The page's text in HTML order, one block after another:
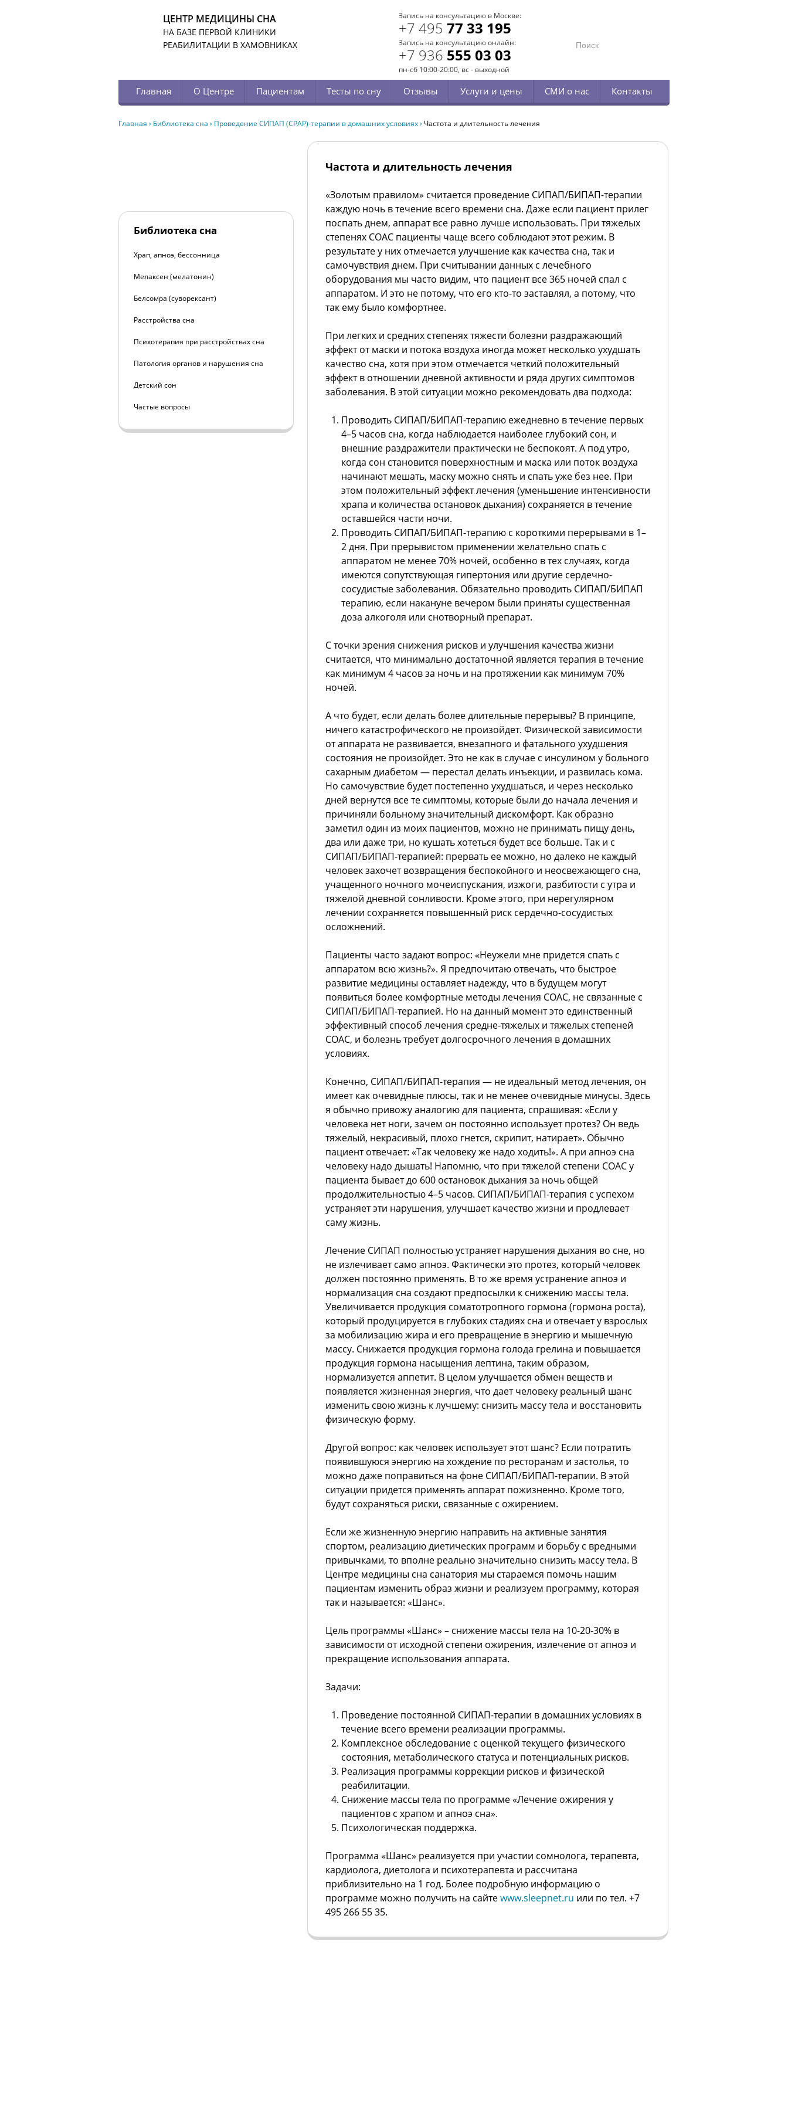
ЦЕНТР МЕДИЦИНЫ СНА
НА БАЗЕ ПЕРВОЙ КЛИНИКИ
РЕАБИЛИТАЦИИ В ХАМОВНИКАХ
Запись на консультацию в Москве:
+7 495 77 33 195
Запись на консультацию онлайн:
+7 936 555 03 03
пн-сб 10:00-20:00, вс - выходной
Главная О Центре Пациентам Тесты по сну Отзывы Услуги и цены СМИ о нас Контакты
Главная › Библиотека сна › Проведение СИПАП (CPAP)-терапии в домашних условиях› Частота и длительность лечения
Частота и длительность лечения
«Золотым правилом» считается проведение СИПАП/БИПАП-терапии
каждую ночь в течение всего времени сна. Даже если пациент прилег
поспать днем, аппарат все равно лучше использовать. При тяжелых
степенях СОАС пациенты чаще всего соблюдают этот режим. В
результате у них отмечается улучшение как качества сна, так и
самочувствия днем. При считывании данных с лечебного
оборудования мы часто видим, что пациент все 365 ночей спал с
аппаратом. И это не потому, что его кто-то заставлял, а потому, что
так ему было комфортнее.
При легких и средних степенях тяжести болезни раздражающий
эффект от маски и потока воздуха иногда может несколько ухудшать
качество сна, хотя при этом отмечается четкий положительный
эффект в отношении дневной активности и ряда других симптомов
заболевания. В этой ситуации можно рекомендовать два подхода:
Проводить СИПАП/БИПАП-терапию ежедневно в течение первых
4–5 часов сна, когда наблюдается наиболее глубокий сон, и
внешние раздражители практически не беспокоят. А под утро,
когда сон становится поверхностным и маска или поток воздуха
начинают мешать, маску можно снять и спать уже без нее. При
этом положительный эффект лечения (уменьшение интенсивности
храпа и количества остановок дыхания) сохраняется в течение
оставшейся части ночи.
Проводить СИПАП/БИПАП-терапию с короткими перерывами в 1–
2 дня. При прерывистом применении желательно спать с
аппаратом не менее 70% ночей, особенно в тех случаях, когда
имеются сопутствующая гипертония или другие сердечно-
сосудистые заболевания. Обязательно проводить СИПАП/БИПАП
терапию, если накануне вечером были приняты существенная
доза алкоголя или снотворный препарат.
С точки зрения снижения рисков и улучшения качества жизни
считается, что минимально достаточной является терапия в течение
как минимум 4 часов за ночь и на протяжении как минимум 70%
ночей.
А что будет, если делать более длительные перерывы? В принципе,
ничего катастрофического не произойдет. Физической зависимости
от аппарата не развивается, внезапного и фатального ухудшения
состояния не произойдет. Это не как в случае с инсулином у больного
сахарным диабетом — перестал делать инъекции, и развилась кома.
Но самочувствие будет постепенно ухудшаться, и через несколько
дней вернутся все те симптомы, которые были до начала лечения и
причиняли больному значительный дискомфорт. Как образно
заметил один из моих пациентов, можно не принимать пищу день,
два или даже три, но кушать хотеться будет все больше. Так и с
СИПАП/БИПАП-терапией: прервать ее можно, но далеко не каждый
человек захочет возвращения беспокойного и неосвежающего сна,
учащенного ночного мочеиспускания, изжоги, разбитости с утра и
тяжелой дневной сонливости. Кроме этого, при нерегулярном
лечении сохраняется повышенный риск сердечно-сосудистых
осложнений.
Пациенты часто задают вопрос: «Неужели мне придется спать с
аппаратом всю жизнь?». Я предпочитаю отвечать, что быстрое
развитие медицины оставляет надежду, что в будущем могут
появиться более комфортные методы лечения СОАС, не связанные с
СИПАП/БИПАП-терапией. Но на данный момент это единственный
эффективный способ лечения средне-тяжелых и тяжелых степеней
СОАС, и болезнь требует долгосрочного лечения в домашних
условиях.
Конечно, СИПАП/БИПАП-терапия — не идеальный метод лечения, он
имеет как очевидные плюсы, так и не менее очевидные минусы. Здесь
я обычно привожу аналогию для пациента, спрашивая: «Если у
человека нет ноги, зачем он постоянно использует протез? Он ведь
тяжелый, некрасивый, плохо гнется, скрипит, натирает». Обычно
пациент отвечает: «Так человеку же надо ходить!». А при апноэ сна
человеку надо дышать! Напомню, что при тяжелой степени СОАС у
пациента бывает до 600 остановок дыхания за ночь общей
продолжительностью 4–5 часов. СИПАП/БИПАП-терапия с успехом
устраняет эти нарушения, улучшает качество жизни и продлевает
саму жизнь.
Лечение СИПАП полностью устраняет нарушения дыхания во сне, но
не излечивает само апноэ. Фактически это протез, который человек
должен постоянно применять. В то же время устранение апноэ и
нормализация сна создают предпосылки к снижению массы тела.
Увеличивается продукция соматотропного гормона (гормона роста),
который продуцируется в глубоких стадиях сна и отвечает у взрослых
за мобилизацию жира и его превращение в энергию и мышечную
массу. Снижается продукция гормона голода грелина и повышается
продукция гормона насыщения лептина, таким образом,
нормализуется аппетит. В целом улучшается обмен веществ и
появляется жизненная энергия, что дает человеку реальный шанс
изменить свою жизнь к лучшему: снизить массу тела и восстановить
физическую форму.
Другой вопрос: как человек использует этот шанс? Если потратить
появившуюся энергию на хождение по ресторанам и застолья, то
можно даже поправиться на фоне СИПАП/БИПАП-терапии. В этой
ситуации придется применять аппарат пожизненно. Кроме того,
будут сохраняться риски, связанные с ожирением.
Если же жизненную энергию направить на активные занятия
спортом, реализацию диетических программ и борьбу с вредными
привычками, то вполне реально значительно снизить массу тела. В
Центре медицины сна санатория мы стараемся помочь нашим
пациентам изменить образ жизни и реализуем программу, которая
так и называется: «Шанс».
Цель программы «Шанс» – снижение массы тела на 10-20-30% в
зависимости от исходной степени ожирения, излечение от апноэ и
прекращение использования аппарата.
Задачи:
Проведение постоянной СИПАП-терапии в домашних условиях в
течение всего времени реализации программы.
Комплексное обследование с оценкой текущего физического
состояния, метаболического статуса и потенциальных рисков.
Реализация программы коррекции рисков и физической
реабилитации.
Снижение массы тела по программе «Лечение ожирения у
пациентов с храпом и апноэ сна».
Психологическая поддержка.
Программа «Шанс» реализуется при участии сомнолога, терапевта,
кардиолога, диетолога и психотерапевта и рассчитана
приблизительно на 1 год. Более подробную информацию о
программе можно получить на сайтеwww.sleepnet.ru или по тел. +7
495 266 55 35.
Библиотека сна
Храп, апноэ, бессонница
Мелаксен (мелатонин)
Белсомра (суворексант)
Расстройства сна
Психотерапия при расстройствах сна
Патология органов и нарушения сна
Детский сон
Частые вопросы